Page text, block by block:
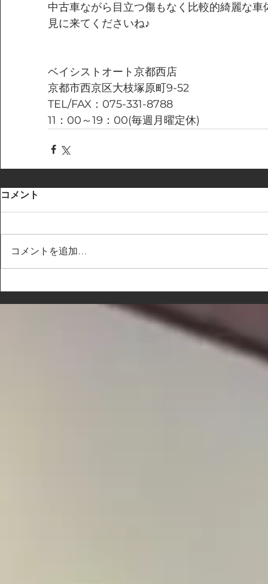
中古車ながら目立つ傷もなく比較的綺麗な
見に来てくださいね♪
ベイシストオート京都西店
京都市西京区大枝塚原町9-52
TEL/FAX：075-331-8788
11：00～19：00(毎週月曜定休)
コメント
コメントを追加…